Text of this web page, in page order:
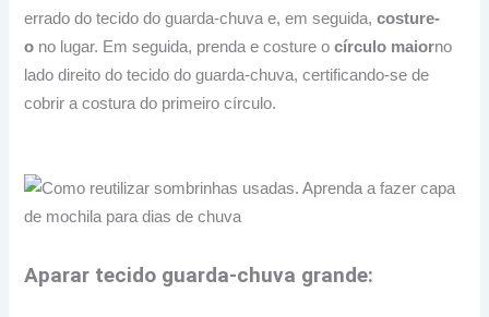
errado do tecido do guarda-chuva e, em seguida,costure-
o no lugar. Em seguida, prenda e costure ocírculo maiorno
lado direito do tecido do guarda-chuva, certificando-se de
cobrir a costura do primeiro círculo.
Aparar tecido guarda-chuva grande: